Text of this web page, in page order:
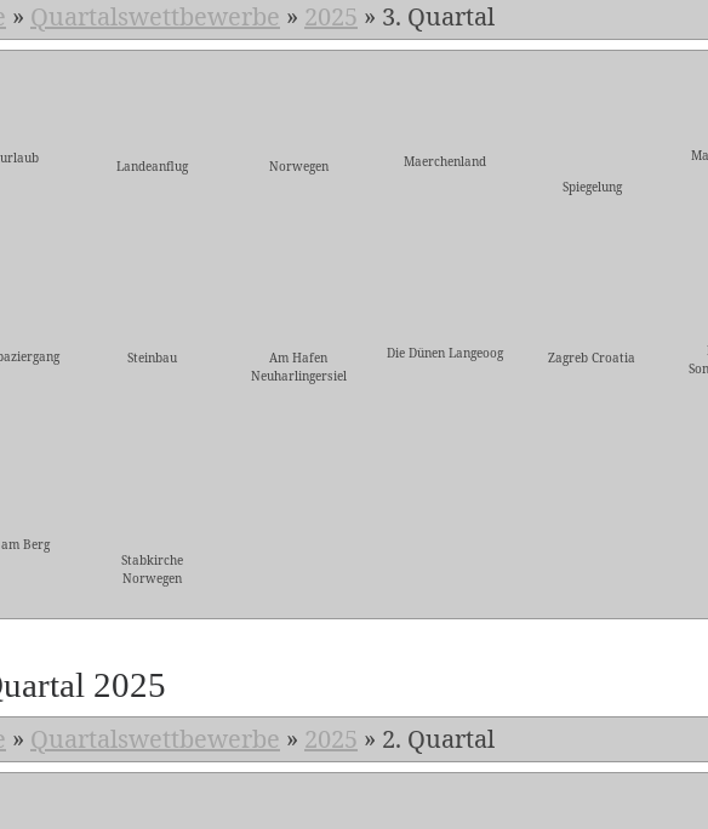
» Quartalswettbewerbe » 2025 » 3. Quartal
Landeanflug Norwegen
Maerchenland
Spiegelung
Steinbau
Am Hafen
Neuharlingersiel
Die Dünen Langeoog Zagreb Croatia
Berg
Stabkirche
Norwegen
2025
» Quartalswettbewerbe » 2025 » 2. Quartal